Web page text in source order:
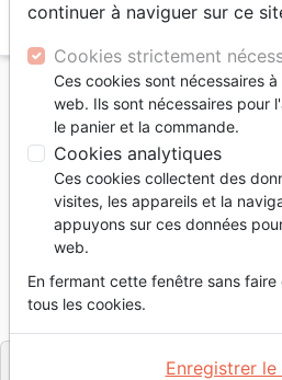
Accueil Bibles
Bibles
Bible Segond 21 compacte
guimauve
Bible Segond 21
Couverture rigide rose
Version :
RéférenceSG12226 EAN
Société Biblique de
continuer à naviguer sur ce
Cookies strictement
Ces cookies sont nécessaires
web. Ils sont nécessaires pour
le panier et la commande.
Cookies analytiques
Ces cookies collectent des
visites, les appareils et la
appuyons sur ces données
web.
En fermant cette fenêtre sans
tous les cookies.
Enregistrer le